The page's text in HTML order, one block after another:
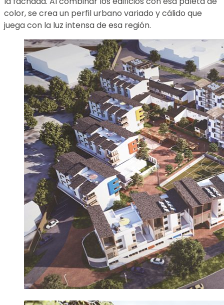
color, se crea un perfil urbano variado y cálido que
juega con la luz intensa de esa región.